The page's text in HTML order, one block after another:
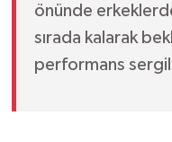
önünde
sırada kalarak
performans